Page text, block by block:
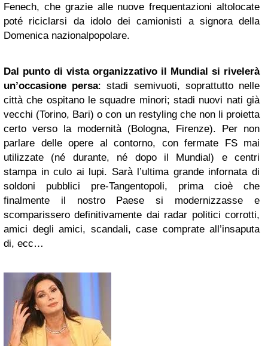
Fenech, che grazie alle nuove frequentazioni altolocate
poté riciclarsi da idolo dei camionisti a signora della
Domenica nazionalpopolare.
Dal punto di vista organizzativo il Mundial si rivelerà
un’occasione persa: stadi semivuoti, soprattutto nelle
città che ospitano le squadre minori; stadi nuovi nati già
vecchi (Torino, Bari) o con un restyling che non li proietta
certo verso la modernità (Bologna, Firenze). Per non
parlare delle opere al contorno, con fermate FS mai
utilizzate (né durante, né dopo il Mundial) e centri
stampa in culo ai lupi. Sarà l’ultima grande infornata di
soldoni pubblici pre-Tangentopoli, prima cioè che
finalmente il nostro Paese si modernizzasse e
scomparissero definitivamente dai radar politici corrotti,
amici degli amici, scandali, case comprate all’insaputa
di, ecc…